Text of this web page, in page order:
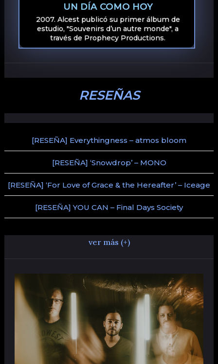
UN DÍA COMO HOY
2007. Alcest publicó su primer álbum de
estudio, "Souvenirs d’un autre monde", a
través de Prophecy Productions.
RESEÑAS
[RESEÑA] Everythingness – atmos bloom
[RESEÑA] ‘Snowdrop’ – MONO
[RESEÑA] ‘For Love of Grace & the Hereafter’ – Iceage
[RESEÑA] YOU CAN – Final Days Society
ver más (+)